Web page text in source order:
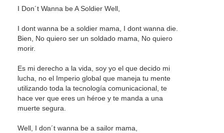
I Don´t Wanna be A Soldier Well,
I dont wanna be a soldier mama, I dont wanna die.
Bien, No quiero ser un soldado mama, No quiero
morir.
Es mi derecho a la vida, soy yo el que decido mi
lucha, no el Imperio global que maneja tu mente
utilizando toda la tecnología comunicacional, te
hace ver que eres un héroe y te manda a una
muerte segura.
Well, I don´t wanna be a sailor mama,